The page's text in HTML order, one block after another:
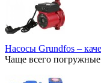
Насосы Grundfos –
Чаще всего